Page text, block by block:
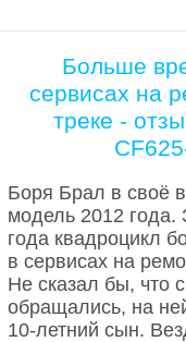
Больше
сервисах на
треке -
Боря Брал в своё
модель 2012 года.
года квадроцикл
в сервисах на
Не сказал бы, что
обращались, на
10-летний сын.